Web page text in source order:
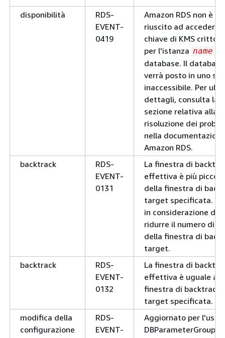
Impossibile
cluster DB name
stato dell'istanza
di name. Risolvere il
problema o eliminare
l'istanza e riprovare.
Scalabilità del cluster
da
aunits
questo motivo:
notification
Il cluster DB è stato
disponibilità
RDS-
EVENT-
0419
Amazon RDS non è
riuscito ad accedere
chiave di KMS
per l'istanza name
database. Il database
verrà posto in uno
inaccessibile. Per
dettagli, consulta la
sezione relativa alla
risoluzione dei
nella
Amazon RDS.
backtrack
RDS-
EVENT-
0131
La finestra di
effettiva è più piccola
della finestra di
target specificata.
in considerazione di
ridurre il numero di
della finestra di
target.
backtrack
RDS-
EVENT-
0132
La finestra di
effettiva è uguale
finestra di backtrack
target specificata.
modifica della
configurazione
RDS-
EVENT-
Aggiornato per l'uso
DBParameterGroup